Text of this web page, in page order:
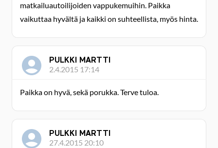
matkailuautoilijoiden vappukemuihin. Paikka
vaikuttaa hyvältä ja kaikki on suhteellista, myös hinta.
PULKKI MARTTI
2.4.2015 17:14
Paikka on hyvä, sekä porukka. Terve tuloa.
PULKKI MARTTI
27.4.2015 20:10